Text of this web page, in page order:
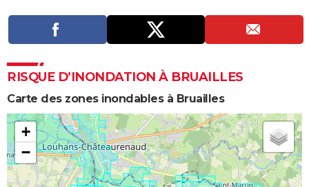
S'inscrire
Se connecter
Lycées
Collèges
Primaires
Universités
Entreprises
Service militaire
Avis de recherche
AVIS DE DÉCÈS
FORUM
Bricolage
Lifestyle
Culture
Sport
Auto
Television
Voyage
Cinema
RISQUE D’INONDATION À BRUAILLES
Carte des zones inondables à Bruailles
+
−